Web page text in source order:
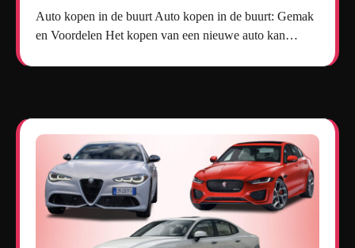
Auto kopen in de buurt Auto kopen in de buurt: Gemak
en Voordelen Het kopen van een nieuwe auto kan…